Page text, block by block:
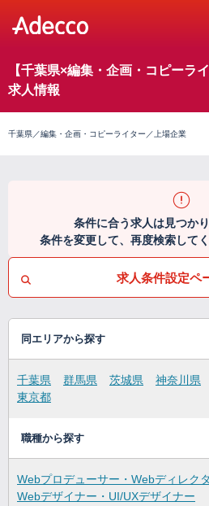
【千葉県×編集・企画・コピーラ
求人情報
千葉県／編集・企画・コピーライター／上場企業
条件に合う求人は見つか
条件を変更して、再度検索して
求人条件設定ペ
同エリアから探す
千葉県 群馬県 茨城県 神奈川県
東京都
職種から探す
Webプロデューサー・Webディレク
Webデザイナー・UI/UXデザイナー